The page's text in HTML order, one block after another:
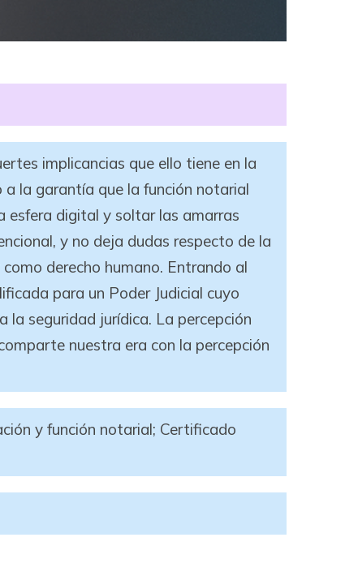
implicancias que ello tiene en la
la garantía que la función notarial
esfera digital y soltar las amarras
y no deja dudas respecto de la
derecho humano. Entrando al
para un Poder Judicial cuyo
seguridad jurídica. La percepción
nuestra era con la percepción
y función notarial; Certificado